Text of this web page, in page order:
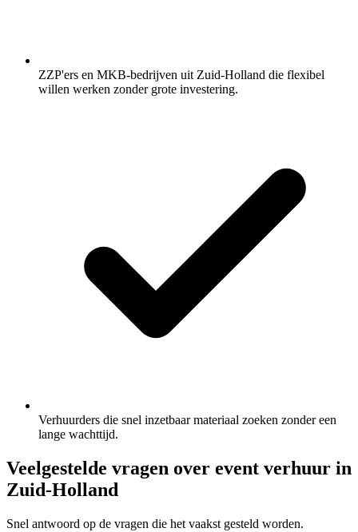
ZZP'ers en MKB-bedrijven uit Zuid-Holland die flexibel
willen werken zonder grote investering.
Verhuurders die snel inzetbaar materiaal zoeken zonder een
lange wachttijd.
Veelgestelde vragen over event verhuur in
Zuid-Holland
Snel antwoord op de vragen die het vaakst gesteld worden.